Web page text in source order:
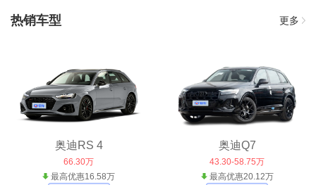
热销车型 更多
奥迪RS 4
66.30万
最高优惠16.58万
奥迪Q7
43.30-58.75万
最高优惠20.12万